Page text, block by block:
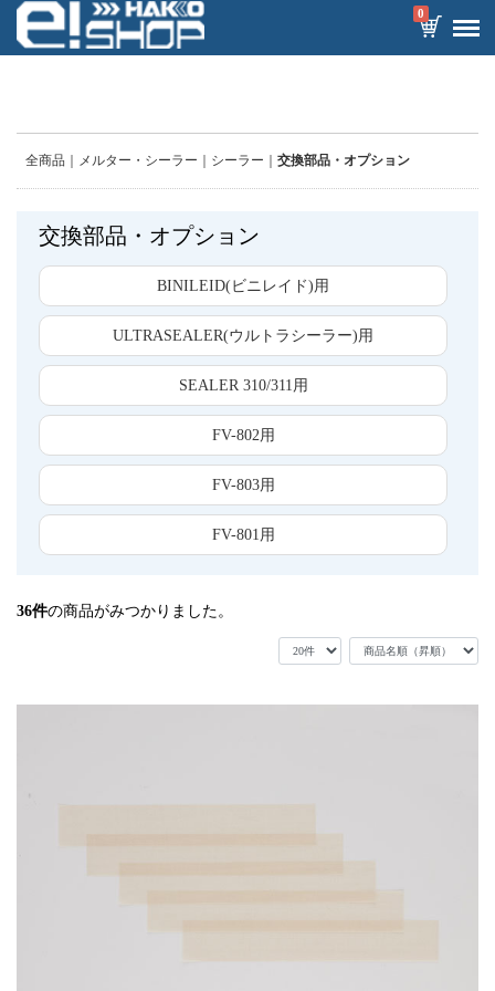
0
全商品 メルター・シーラー シーラー 交換部品・オプション
交換部品・オプション
BINILEID(ビニレイド)用
ULTRASEALER(ウルトラシーラー)用
SEALER 310/311用
FV-802用
FV-803用
FV-801用
36件の商品がみつかりました。